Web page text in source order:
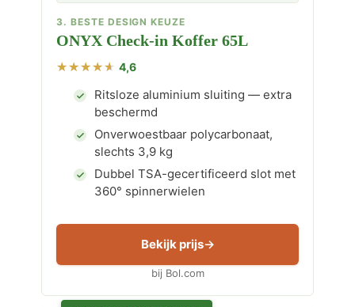
3. BESTE DESIGN KEUZE
ONYX Check-in Koffer 65L
4,6
Ritsloze aluminium sluiting — extra
beschermd
Onverwoestbaar polycarbonaat,
slechts 3,9 kg
Dubbel TSA-gecertificeerd slot met
360° spinnerwielen
Bekijk prijs
bij Bol.com